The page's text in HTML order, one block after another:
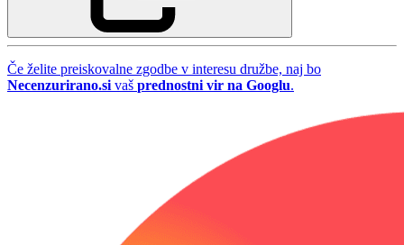
Če želite preiskovalne zgodbe v interesu družbe, naj bo
Necenzurirano.si vaš prednostni vir na Googlu.